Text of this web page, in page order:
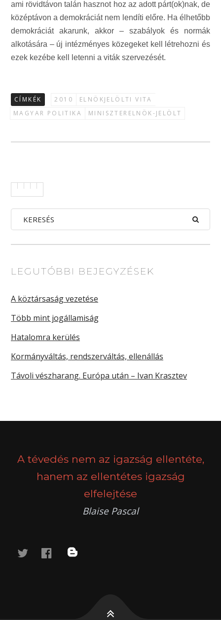
ami rövidtávon talán hasznot hoz az adott párt(ok)nak, de
középtávon a demokráciát nem lendíti előre. Ha élhetőbb
demokráciát akarunk, akkor – szabályok és normák
alkotására – új intézményes közegeket kell létrehozni és
ezek kezébe kell letenni a viták szervezését.
CÍMKÉK 2010
ELNÖKJELÖLTI VITA
MAGYAR POLITIKA
MINISZTERELNÖK-JELÖLT
LEGUTÓBBI BEJEGYZÉSEK
A köztársaság vezetése
Több mint jogállamiság
Hatalomra kerülés
Kormányváltás, rendszerváltás, ellenállás
Távoli vészharang. Európa után – Ivan Krasztev
A tévedés nem az igazság ellentéte,
hanem az ellentétes igazság
elfelejtése
Blaise Pascal
twitterfacebook
blog